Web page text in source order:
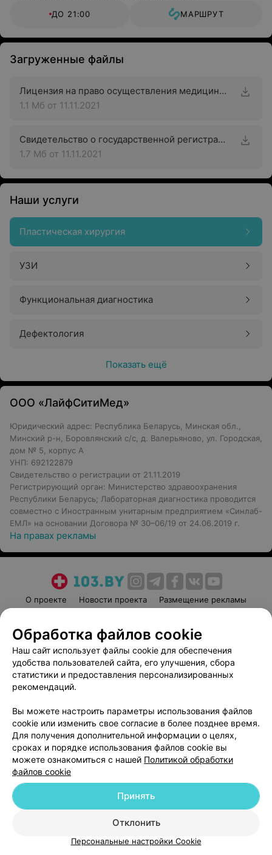
ДО 21:00 МАРШРУТ
Загруженные файлы
Лицензия на право осуществления медицинской деятельности
1.1 Мб от 11.11.2021
Свидетельство о государственной регистрации
1.7 Мб от 11.11.2021
Наши услуги
Пластическая хирургия
УЗИ
Функциональная диагностика
Дефектология
Показать ещё
ООО «ЛайфСитиМед»
Юридический адрес: Республика Беларусь, Минская обл.,
Минский р-н, Боровлянский с/с, д. Валерьяново, ул. Городская,
дом № 5, корпус А
УНП: 692122879
Свидетельство о регистрации от 21.11.2019
Регистрирующий орган: Министерство здравоохранения
Республики Беларусь; Лабораторная диагностика проводится
совместно с Иностранным унитарным предприятием «Синлаб-
ЕМЛ» на основании Договора № 30–06/19 от 24.06.2019 г.
На правах рекламы
О проекте Новости проекта
Размещение рекламы
Пользовательское соглашение
Способы оплаты
Вакансии
Партнеры
Написать руководителю 103.by
Обработка персональных данных
© 2026 ООО «Артокс Лаб», УНП 191700409
| 220012, Республика Беларусь,
Служба поддержки +375 291212755
Обработка файлов cookie
Наш сайт использует файлы cookie для обеспечения
удобства пользователей сайта, его улучшения, сбора
статистики и предоставления персонализированных
рекомендаций.
Вы можете настроить параметры использования файлов
cookie или изменить свое согласие в более позднее время.
Для получения дополнительной информации о целях,
сроках и порядке использования файлов cookie вы
можете ознакомиться с нашей Политикой обработки
файлов cookie
Отклонить
Принять
Персональные настройки Cookie